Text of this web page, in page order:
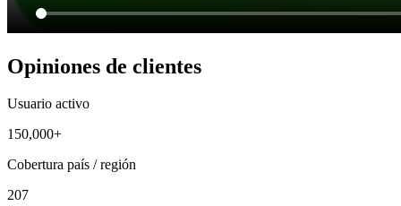
Opiniones de clientes
Usuario activo
150,000+
Cobertura país / región
207